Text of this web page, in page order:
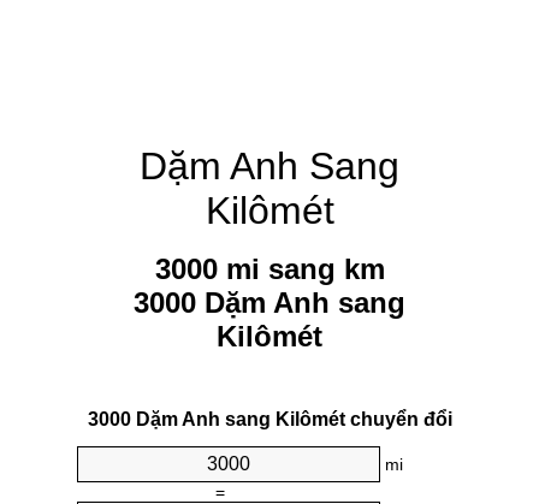
Dặm Anh Sang
Kilômét
3000 mi sang km
3000 Dặm Anh sang
Kilômét
3000 Dặm Anh sang Kilômét chuyển đổi
mi
=